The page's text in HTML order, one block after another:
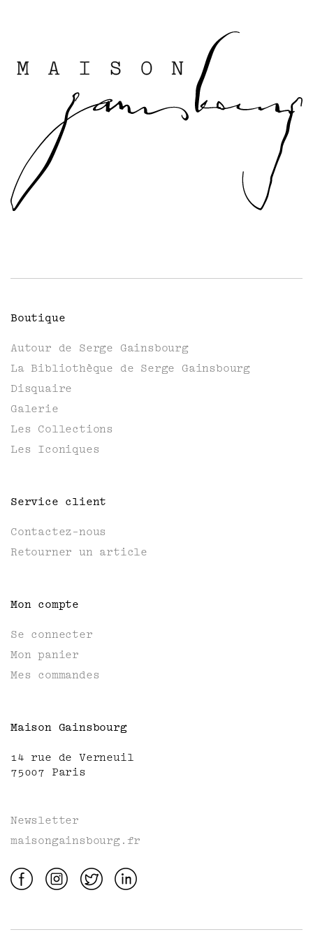
Boutique
Autour de Serge Gainsbourg
La Bibliothèque de Serge Gainsbourg
Disquaire
Galerie
Les Collections
Les Iconiques
Service client
Contactez-nous
Retourner un article
Mon compte
Se connecter
Mon panier
Mes commandes
Maison Gainsbourg
14 rue de Verneuil
75007 Paris
Newsletter
maisongainsbourg.fr